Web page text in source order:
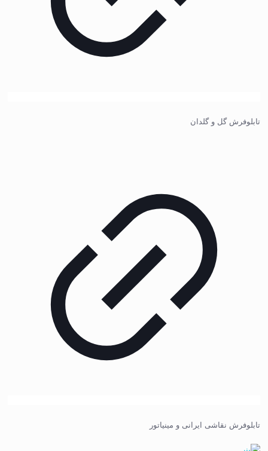
تابلوفرش گل و گلدان
تابلوفرش نقاشی ایرانی و مینیاتور